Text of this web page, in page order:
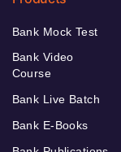
Bank Mock Test
Bank Video
Course
Bank Live Batch
Bank E-Books